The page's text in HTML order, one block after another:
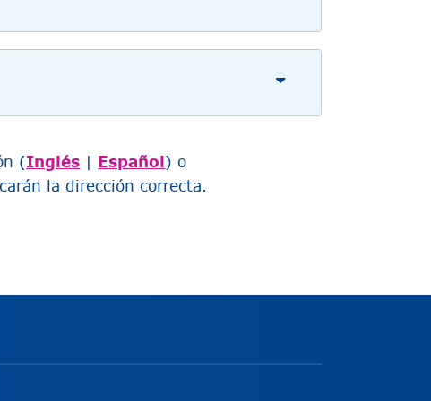
(Inglés | Español) o
la dirección correcta.